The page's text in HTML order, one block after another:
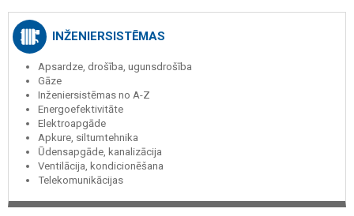
INŽENIERSISTĒMAS
Apsardze, drošība, ugunsdrošība
Gāze
Inženiersistēmas no A-Z
Energoefektivitāte
Elektroapgāde
Apkure, siltumtehnika
Ūdensapgāde, kanalizācija
Ventilācija, kondicionēšana
Telekomunikācijas